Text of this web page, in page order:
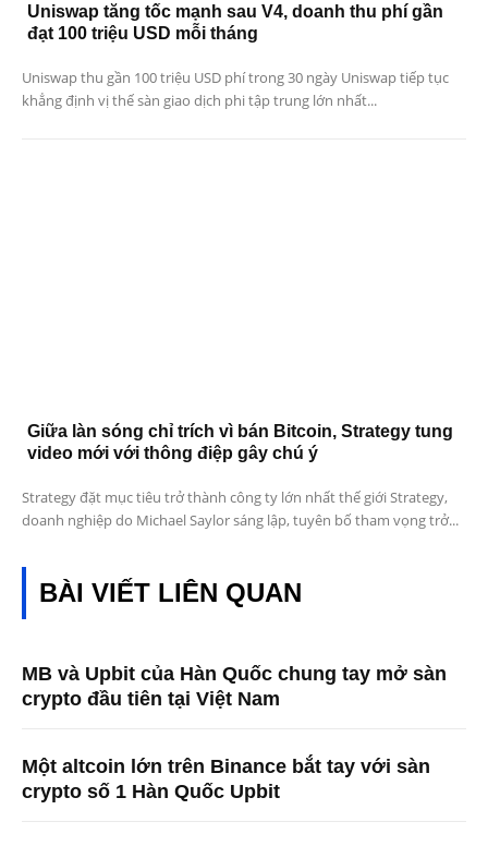
Uniswap tăng tốc mạnh sau V4, doanh thu phí gần
đạt 100 triệu USD mỗi tháng
Uniswap thu gần 100 triệu USD phí trong 30 ngày Uniswap tiếp tục
khẳng định vị thế sàn giao dịch phi tập trung lớn nhất...
Giữa làn sóng chỉ trích vì bán Bitcoin, Strategy tung
video mới với thông điệp gây chú ý
Strategy đặt mục tiêu trở thành công ty lớn nhất thế giới Strategy,
doanh nghiệp do Michael Saylor sáng lập, tuyên bố tham vọng trở...
BÀI VIẾT LIÊN QUAN
MB và Upbit của Hàn Quốc chung tay mở sàn
crypto đầu tiên tại Việt Nam
Một altcoin lớn trên Binance bắt tay với sàn
crypto số 1 Hàn Quốc Upbit